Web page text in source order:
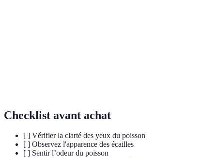
Checklist avant achat
[ ] Vérifier la clarté des yeux du poisson
[ ] Observez l'apparence des écailles
[ ] Sentir l’odeur du poisson